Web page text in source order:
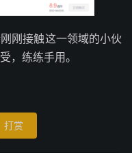
刚接触这一领域的小伙
，练练手用。
打赏